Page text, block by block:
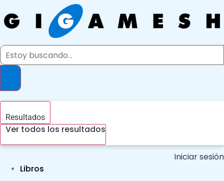
al
contenido
Search
Resultados
Ver todos los resultados
Iniciar sesión
Libros